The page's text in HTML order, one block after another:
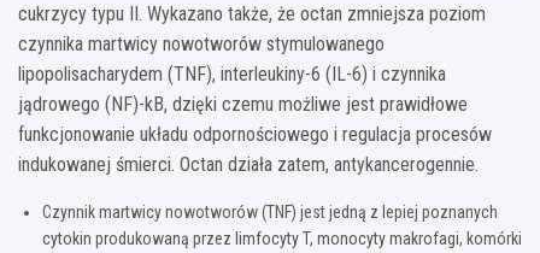
cukrzycy typu II. Wykazano także, że octan zmniejsza poziom
czynnika martwicy nowotworów stymulowanego
lipopolisacharydem (TNF), interleukiny-6 (IL-6) i czynnika
jądrowego (NF)-kB, dzięki czemu możliwe jest prawidłowe
funkcjonowanie układu odpornościowego i regulacja procesów
indukowanej śmierci. Octan działa zatem, antykancerogennie.
Czynnik martwicy nowotworów (TNF) jest jedną z lepiej poznanych
cytokin produkowaną przez limfocyty T, monocyty makrofagi, komórki